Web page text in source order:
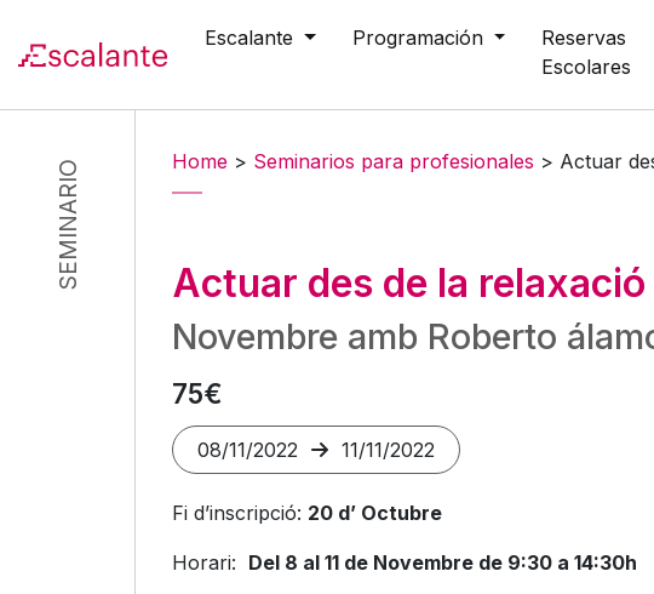
Escalante Programación
Reservas
Escolares
SEMINARIO Home > Seminarios para profesionales > Actuar
Actuar des de la relaxació
Novembre amb Roberto
75€
08/11/2022 11/11/2022
Fi d’inscripció: 20 d’ Octubre
Horari: Del 8 al 11 de Novembre de 9:30 a 14:30h